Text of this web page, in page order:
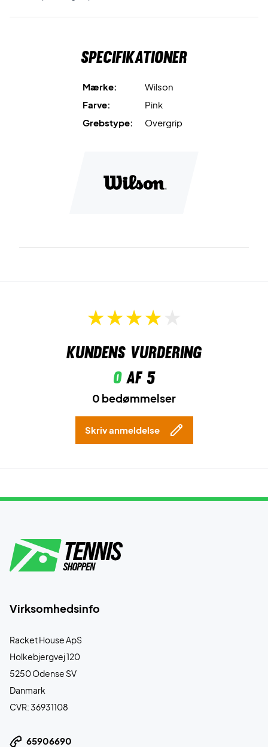
Specifikationer
Mærke:
Wilson
Farve:
Pink
Grebstype:
Overgrip
Kundens vurdering
0af 5
0 bedømmelser
Skriv anmeldelse
Virksomhedsinfo
Racket House ApS
Holkebjergvej 120
5250 Odense SV
Danmark
CVR: 36931108
65906690